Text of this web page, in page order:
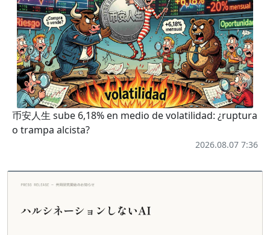
币安人生 sube 6,18% en medio de volatilidad: ¿ruptura
o trampa alcista?
2026.08.07 7:36